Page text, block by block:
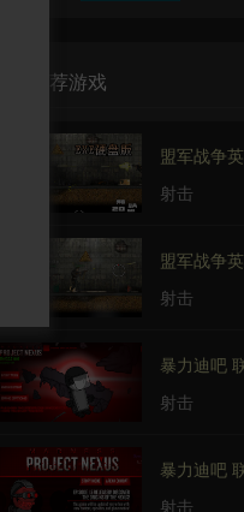
相关推荐游戏
射击
射击
射击
射击